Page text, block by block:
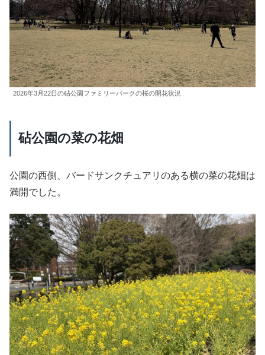
2026年3月22日の砧公園ファミリーパークの桜の開花状況
砧公園の菜の花畑
公園の西側、バードサンクチュアリのある横の菜の花畑は
満開でした。